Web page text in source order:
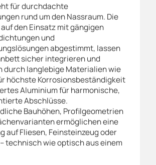
für durchdachte
rund um den Nassraum. Die
den Einsatz mit gängigen
und
abgestimmt, lassen
sicher integrieren und
durch langlebige Materialien wie
höchste Korrosionsbeständigkeit
Aluminium für harmonische,
Abschlüsse.
Bauhöhen, Profilgeometrien
ermöglichen eine
auf Fliesen, Feinsteinzeug oder
technisch wie optisch aus einem